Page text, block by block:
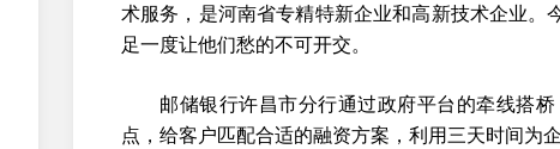
术服务，是河南省专精特新企业和高新技术企业
足一度让他们愁的不可开交。
邮储银行许昌市分行通过政府平台的牵线搭
点，给客户匹配合适的融资方案，利用三天时间为